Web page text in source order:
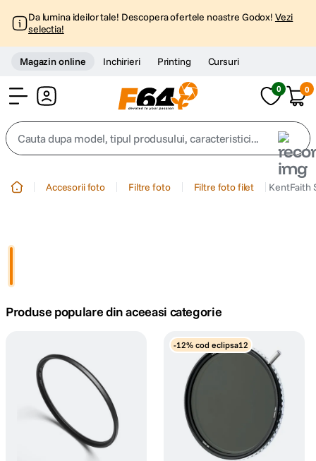
Da lumina ideilor tale! Descopera ofertele noastre Godox! Vezi
selectia!
Magazin online Inchirieri Printing Cursuri
0 0
Cauta dupa model, tipul produsului, caracteristici...
4. peak design
6 lavaliera
sony fx
card memorie
Accesorii foto Filtre foto Filtre foto filet KentFaith
Produse populare din aceeasi categorie
-12% cod eclipsa12